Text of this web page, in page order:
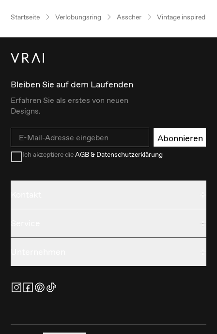
Startseite Verlobungsring Asscher Vintage inspired
Bleiben Sie auf dem Laufenden
Erfahren Sie als erstes von neuen
Designs.
Email Abonnieren
Ich akzeptiere dieAGB & Datenschutzerklärung